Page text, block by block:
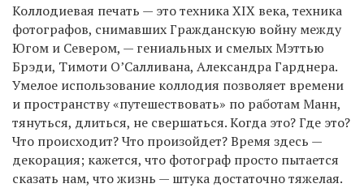
Коллодиевая печать — это техника XIX века, техника
фотографов, снимавших Гражданскую войну между
Югом и Севером, — гениальных и смелых Мэттью
Брэди, Тимоти О’Салливана, Александра Гарднера.
Умелое использование коллодия позволяет времени
и пространству «путешествовать» по работам Манн,
тянуться, длиться, не свершаться. Когда это? Где это?
Что происходит? Что произойдет? Время здесь —
декорация; кажется, что фотограф просто пытается
сказать нам, что жизнь — штука достаточно тяжелая.